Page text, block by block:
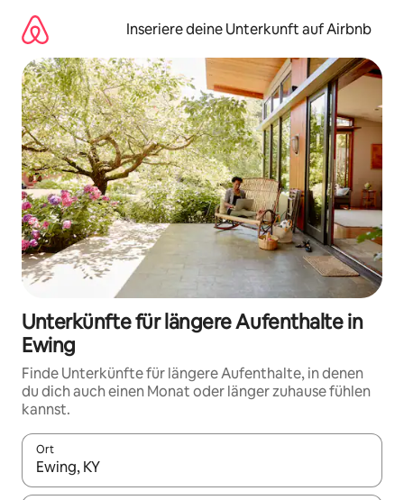
Inhalten
springen
Inseriere deine Unterkunft auf Airbnb
Unterkünfte für längere Aufenthalte in
Ewing
Finde Unterkünfte für längere Aufenthalte, in denen
du dich auch einen Monat oder länger zuhause fühlen
kannst.
Ort
Wenn Ergebnisse verfügbar sind, navigiere mit den